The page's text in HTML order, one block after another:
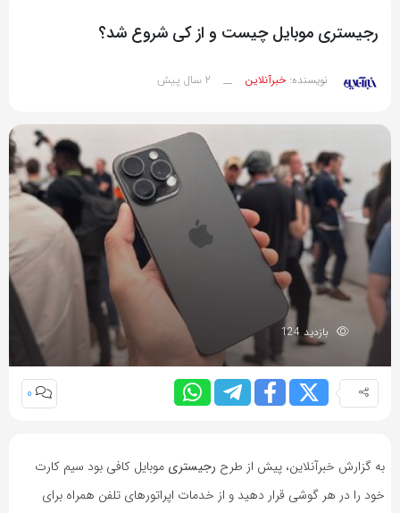
رجیستری موبایل چیست و از کی شروع شد؟
نویسنده:خبرآنلاین __ 2 سال پیش
بازدید 124
0
به گزارش خبرآنلاین، پیش از طرح رجیستری موبایل کافی بود سیم کارت
خود را در هر گوشی قرار دهید و از خدمات اپراتورهای تلفن همراه برای